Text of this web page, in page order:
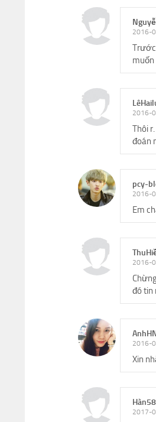
2016-
Trước
muốn
2016-
Thôi
đoán
pcy-
2016-
Em
2016-
đó tin
2016-
Xin
2017-